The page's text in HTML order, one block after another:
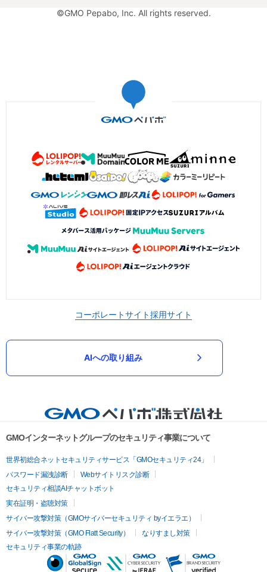
©GMO Pepabo, Inc. All rights reserved.
コーポレートサイト採用サイト
AIへの取り組み
GMOインターネットグループのセキュリティ事業について
世界初総合ネットセキュリティサービス「GMOセキュリティ24」
パスワード漏洩診断
Webサイトリスク診断
セキュリティ相談AIチャットボット
実在証明・盗聴対策
サイバー攻撃対策（GMOサイバーセキュリティ byイエラエ）
サイバー攻撃対策（GMO Flatt Security）
なりすまし対策
セキュリティ事業の軌跡